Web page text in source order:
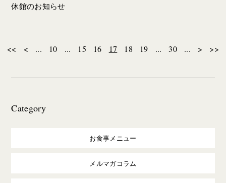
休館のお知らせ
<< < ... 10 ... 15 16 17 18 19 ... 30 ... > >>
Category
お食事メニュー
メルマガコラム